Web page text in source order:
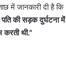
में जानकारी दी है
की सड़क दुर्घटना
करती थी."